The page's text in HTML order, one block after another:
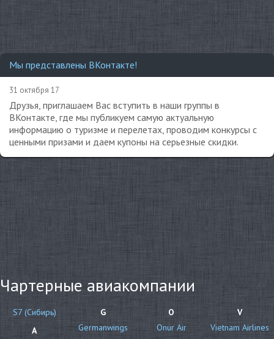
Мы представлены ВКонтакте!
31 октября 17
Друзья, приглашаем Вас вступить в наши группы в
ВКонтакте, где мы публикуем самую актуальную
информацию о туризме и перелетах, проводим конкурсы с
ценными призами и даем купоны на серьезные скидки.
Чартерные авиакомпании
S7 (Сибирь)
A
G
Germanwings
O
Onur Air
V
Vietnam Airlines